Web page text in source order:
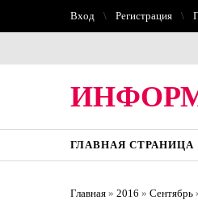
Вход Регистрация
ГЛАВНАЯ СТРАНИЦА
Главная » 2016 » Сентябрь